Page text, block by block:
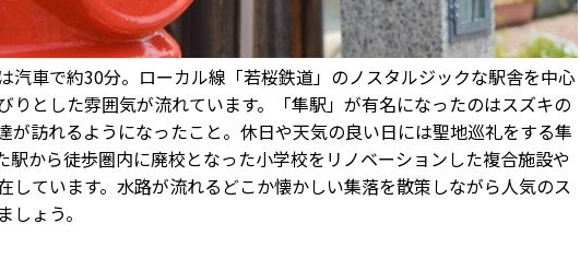
汽車で約30分。ローカル線「若桜鉄道」のノスタルジックな駅舎を中心
りとした雰囲気が流れています。「隼駅」が有名になったのはスズキの
が訪れるようになったこと。休日や天気の良い日には聖地巡礼をする隼
駅から徒歩圏内に廃校となった小学校をリノベーションした複合施設や
しています。水路が流れるどこか懐かしい集落を散策しながら人気のス
ょう。